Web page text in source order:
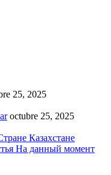
25, 2025
octubre 25, 2025
Казахстане
На данный момент